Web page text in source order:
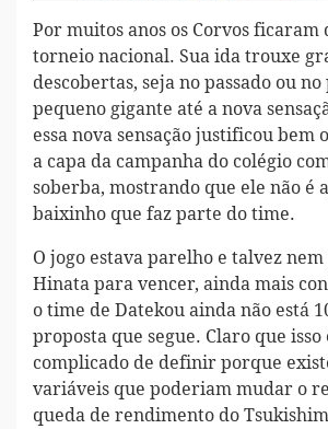
Por muitos anos os Corvos ficaram
torneio nacional. Sua ida trouxe
descobertas, seja no passado ou
pequeno gigante até a nova
essa nova sensação justificou bem
a capa da campanha do colégio
soberba, mostrando que ele não é
baixinho que faz parte do time.
O jogo estava parelho e talvez
Hinata para vencer, ainda mais
o time de Datekou ainda não está
proposta que segue. Claro que isso
complicado de definir porque
variáveis que poderiam mudar o
queda de rendimento do